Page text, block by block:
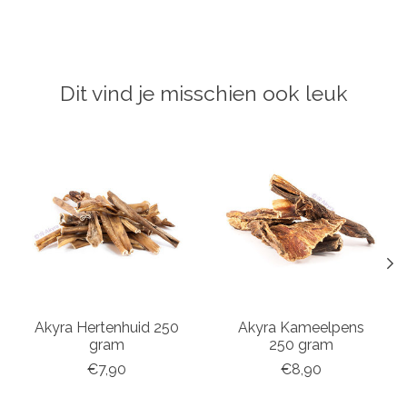
Dit vind je misschien ook leuk
Akyra Hertenhuid 250
gram
€7,90
Akyra Kameelpens
250 gram
€8,90